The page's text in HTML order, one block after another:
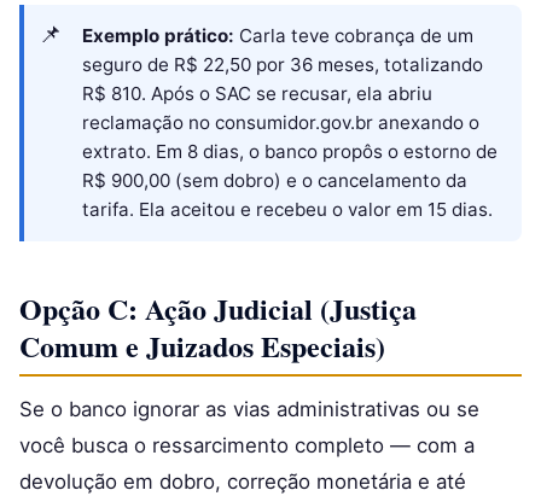
Exemplo prático: Carla teve cobrança de um
seguro de R$ 22,50 por 36 meses, totalizando
R$ 810. Após o SAC se recusar, ela abriu
reclamação no consumidor.gov.br anexando o
extrato. Em 8 dias, o banco propôs o estorno de
R$ 900,00 (sem dobro) e o cancelamento da
tarifa. Ela aceitou e recebeu o valor em 15 dias.
Opção C: Ação Judicial (Justiça
Comum e Juizados Especiais)
Se o banco ignorar as vias administrativas ou se
você busca o ressarcimento completo — com a
devolução em dobro, correção monetária e até